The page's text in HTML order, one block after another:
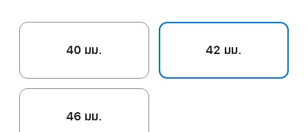
40 มม. 42 มม.
46 มม.